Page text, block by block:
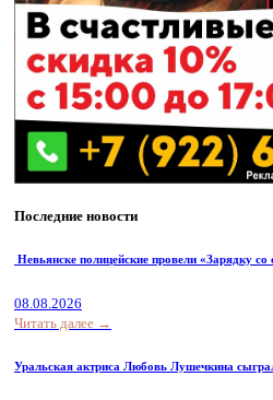
Последние новости
Невьянске полицейские провели «Зарядку
08.08.2026
Читать далее →
Уральская актриса Любовь Лушечкина